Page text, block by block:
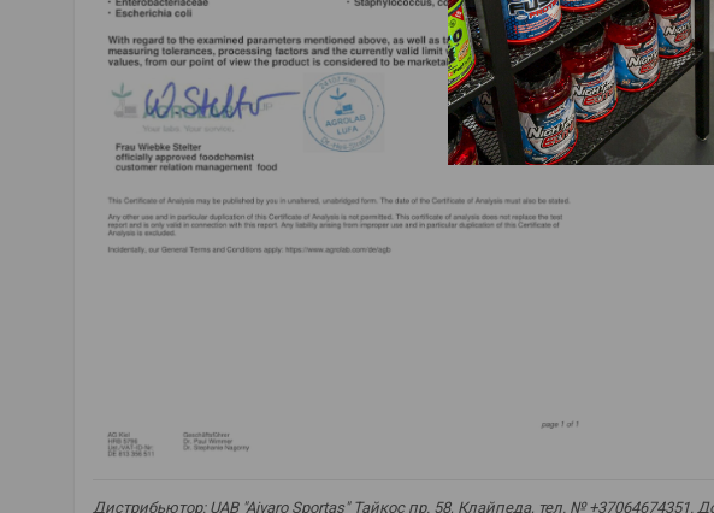
Дистрибьютор: UAB "Aivaro Sportas" Тайкос пр. 58, Клайпеда, тел. № +37064674351.